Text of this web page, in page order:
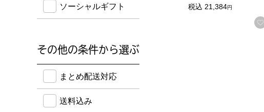
税込 21,384円
ソーシャルギフト
その他の条件から選ぶ
送料込み・ボーナスポイント付き・早得・期間限定商品から
まとめ配送対応
送料込み